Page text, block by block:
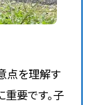
点を理解す
要です。子